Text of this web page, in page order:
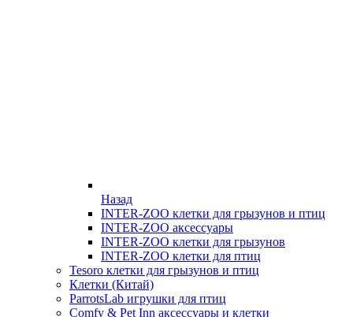
Назад
INTER-ZOO клетки для грызунов и птиц
INTER-ZOO аксессуары
INTER-ZOO клетки для грызунов
INTER-ZOO клетки для птиц
Tesoro клетки для грызунов и птиц
Клетки (Китай)
ParrotsLab игрушки для птиц
Comfy & Pet Inn аксессуары и клетки